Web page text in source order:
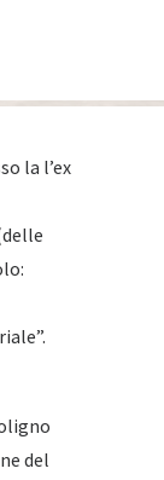
la l’ex
del